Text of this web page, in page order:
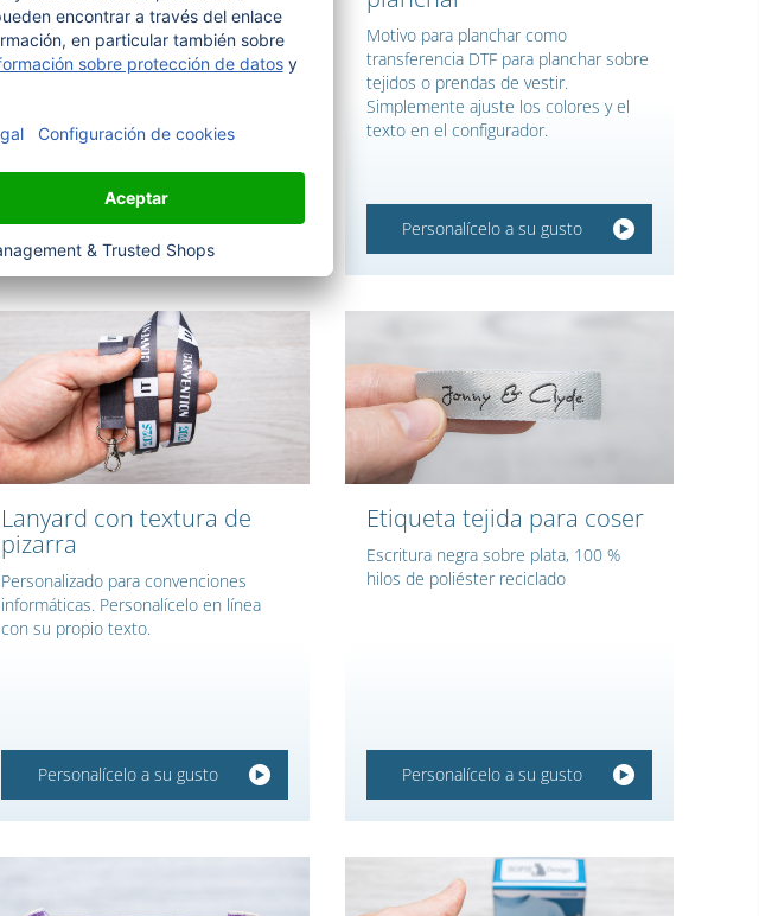
colores "Brillantes"
Etiqueta de algodón puro, tejida
plata.
Personalícelo a su gusto
Motivo para planchar como
transferencia DTF para planchar sobre
tejidos o prendas de vestir.
Simplemente ajuste los colores y el
texto en el configurador.
Personalícelo a su gusto
Lanyard con textura de
pizarra
Personalizado para convenciones
informáticas. Personalícelo en línea
con su propio texto.
Personalícelo a su gusto
Etiqueta tejida para coser
Escritura negra sobre plata, 100 %
hilos de poliéster reciclado
Personalícelo a su gusto